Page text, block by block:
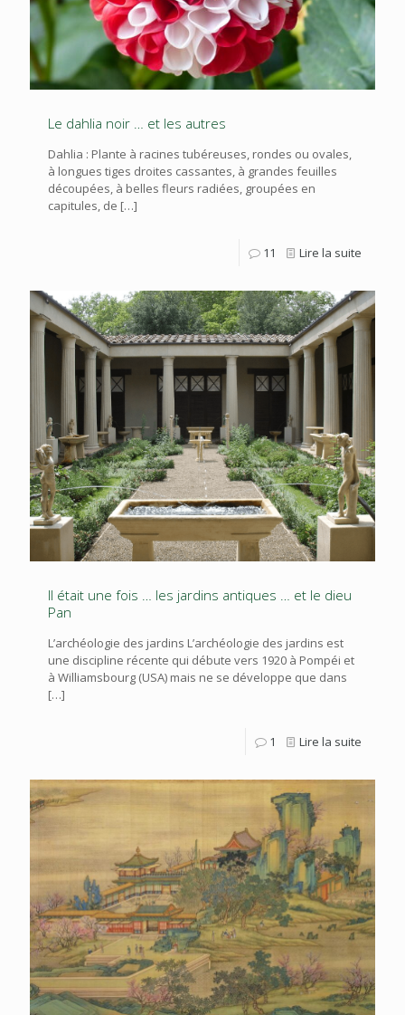
Le dahlia noir … et les autres
Dahlia : Plante à racines tubéreuses, rondes ou ovales,
à longues tiges droites cassantes, à grandes feuilles
découpées, à belles fleurs radiées, groupées en
capitules, de […]
11 Lire la suite
Il était une fois … les jardins antiques … et le dieu
Pan
L’archéologie des jardins L’archéologie des jardins est
une discipline récente qui débute vers 1920 à Pompéi et
à Williamsbourg (USA) mais ne se développe que dans
[…]
1 Lire la suite